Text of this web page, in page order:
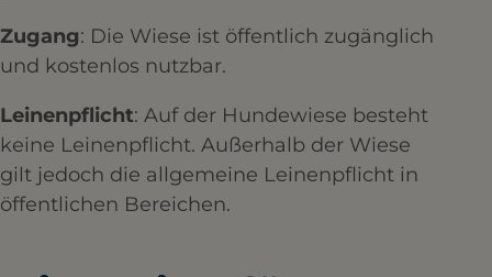
Zugang: Die Wiese ist öffentlich zugänglich
und kostenlos nutzbar.​
Leinenpflicht: Auf der Hundewiese besteht
keine Leinenpflicht. Außerhalb der Wiese
gilt jedoch die allgemeine Leinenpflicht in
öffentlichen Bereichen.​